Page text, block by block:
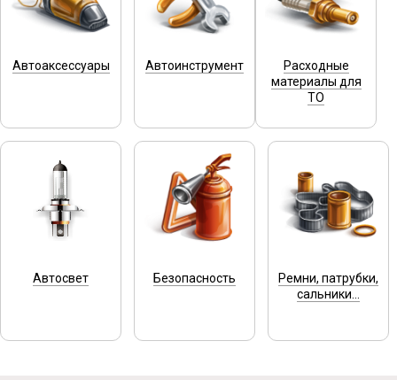
Автоаксессуары Автоинструмент
Расходные
материалы для
ТО
Автосвет Безопасность
Ремни, патрубки,
сальники...